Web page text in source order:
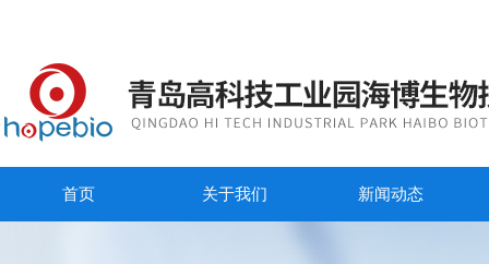
首页 关于我们 新闻动态